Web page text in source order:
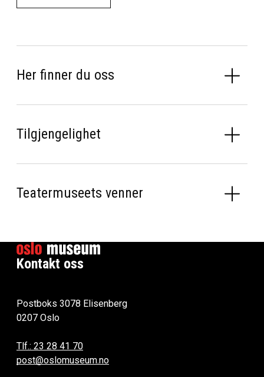
Her finner du oss
Tilgjengelighet
Teatermuseets venner
Kontakt oss
Postboks 3078 Elisenberg
0207 Oslo
Tlf.: 23 28 41 70
post@oslomuseum.no